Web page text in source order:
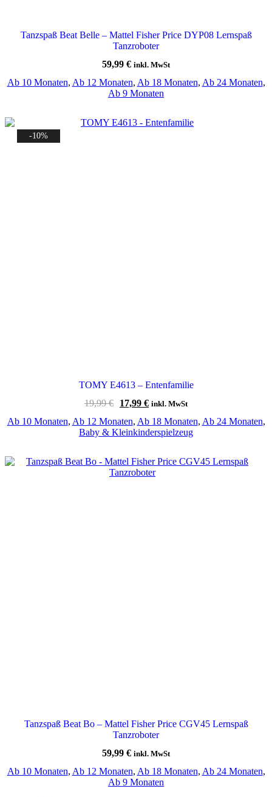
Tanzspaß Beat Belle – Mattel Fisher Price DYP08 Lernspaß
Tanzroboter
59,99 € inkl. MwSt
Ab 10 Monaten, Ab 12 Monaten, Ab 18 Monaten, Ab 24 Monaten,
Ab 9 Monaten
-10%
TOMY E4613 – Entenfamilie
19,99€
Ursprünglicher
war:
19,99 €
17,99 €Aktueller
ist:
17,99 €.
inkl. MwSt
Ab 10 Monaten, Ab 12 Monaten, Ab 18 Monaten, Ab 24 Monaten,
Baby & Kleinkinderspielzeug
Tanzspaß Beat Bo – Mattel Fisher Price CGV45 Lernspaß
Tanzroboter
59,99 € inkl. MwSt
Ab 10 Monaten, Ab 12 Monaten, Ab 18 Monaten, Ab 24 Monaten,
Ab 9 Monaten